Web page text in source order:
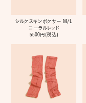
シルクスキンボクサー M/L
コーラルレッド
5500円(税込)